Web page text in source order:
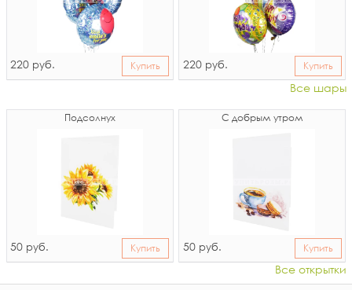
220 руб. Купить 220 руб. Купить
Все шары
Подсолнух
50 руб. Купить
С добрым утром
50 руб. Купить
Все открытки